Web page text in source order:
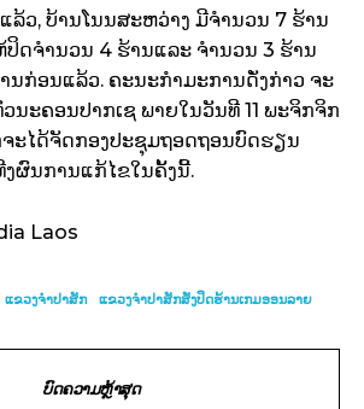
ວ, ບ້ານໂນນສະຫວ່າງ ມີຈຳນວນ 7 ຮ້ານ
ດຈຳນວນ 4 ຮ້ານແລະ ຈຳນວນ 3 ຮ້ານ
ນກ່ອນແລ້ວ. ຄະນະກຳມະການດັ່ງກ່າວ ຈະ
ນະຄອນປາກເຊ ພາຍໃນວັນທີ 11 ພະຈິກຈິກ
ະໄດ້ຈັດກອງປະຊຸມຖອດຖອນບົດຮຽນ
ງຜົນການແກ້ໄຂໃນຄັ້ງນີ້.
Laos
ແຂວງຈຳປາສັກ ແຂວງຈຳປາສັກສັ່ງປິດຮ້ານເກມອອນລາຍ
ບົດຄວາມຫຼ້າສຸດ